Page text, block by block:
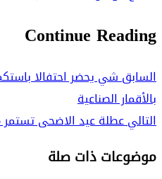
Continue Reading
السابق
بالأقمار الصناعية
التاليعطلة عيد الاضحى تستمر 5 ايام في شينجيانغ الصينية
موضوعات ذات صلة